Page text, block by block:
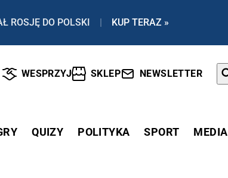
ROSJĘ DO POLSKI | KUP TERAZ »
WESPRZYJ SKLEP NEWSLETTER
QUIZY POLITYKA SPORT MEDIA